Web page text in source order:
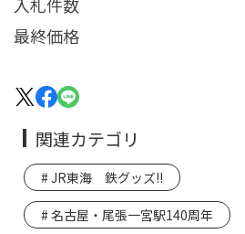
最終価格
関連カテゴリ
JR東海 鉄グッズ!!
名古屋・尾張一宮駅140周年